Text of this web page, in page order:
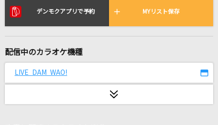
EGOIST
Overdose
なとり
君がいるだけで
米米CLUB
デンモクアプリで予約 MYリスト保存
配信中のカラオケ機種
LIVE DAM WAO!